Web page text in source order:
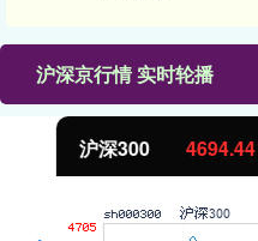
沪深京行情 实时轮播
北证50 1134.24